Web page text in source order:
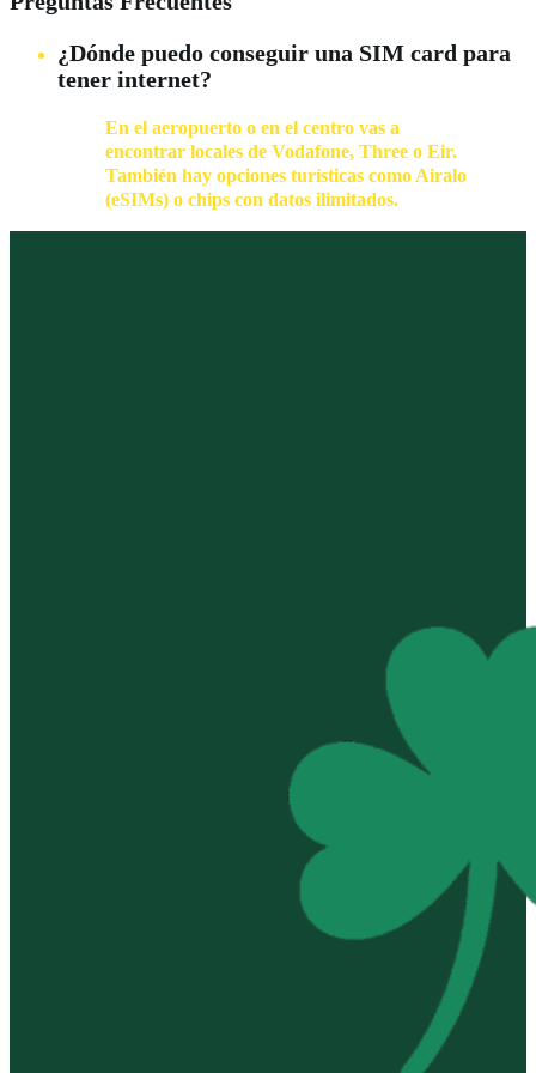
¿Dónde puedo conseguir una SIM card para
tener internet?
En el aeropuerto o en el centro vas a
encontrar locales de Vodafone, Three o Eir.
También hay opciones turísticas como Airalo
(eSIMs) o chips con datos ilimitados.